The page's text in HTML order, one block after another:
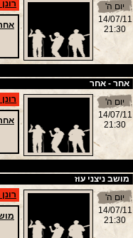
יום ה'
14/07/11
21:30
אחר - אחר
יום ה'
14/07/11
21:30
מושב ניצני עוז
יום ה'
14/07/11
21:30